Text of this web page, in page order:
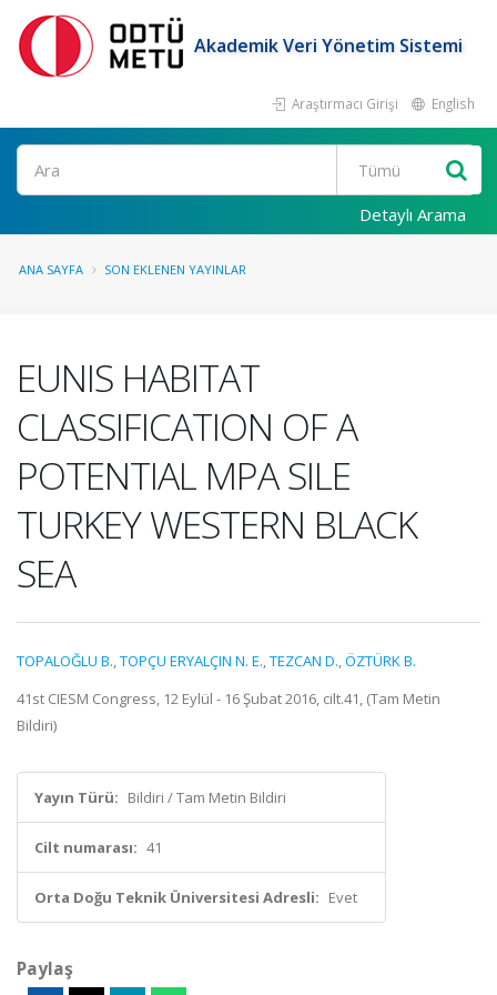
Akademik Veri Yönetim Sistemi
Araştırmacı Girişi English
Ara
Detaylı Arama
ANA SAYFA SON EKLENEN YAYINLAR
EUNIS HABITAT
CLASSIFICATION OF A
POTENTIAL MPA SILE
TURKEY WESTERN BLACK
SEA
TOPALOĞLU B.,TOPÇU ERYALÇIN N. E.,TEZCAN D.,ÖZTÜRK B.
41st CIESM Congress, 12 Eylül - 16 Şubat 2016, cilt.41, (Tam Metin
Bildiri)
Yayın Türü: Bildiri / Tam Metin Bildiri
Cilt numarası: 41
Orta Doğu Teknik Üniversitesi Adresli: Evet
Paylaş